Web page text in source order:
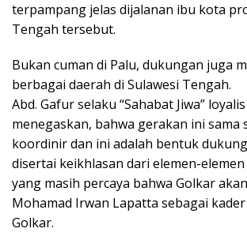
terpampang jelas dijalanan ibu kota
Tengah tersebut.
Bukan cuman di Palu, dukungan juga
berbagai daerah di Sulawesi Tengah.
Abd. Gafur selaku “Sahabat Jiwa”
menegaskan, bahwa gerakan ini sama
koordinir dan ini adalah bentuk
disertai keikhlasan dari elemen-
yang masih percaya bahwa Golkar
Mohamad Irwan Lapatta sebagai
Golkar.